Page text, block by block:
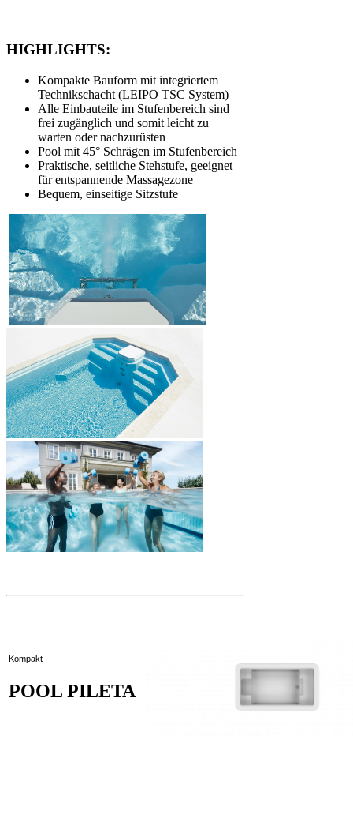
HIGHLIGHTS:
Kompakte Bauform mit integriertem
Technikschacht (LEIPO TSC System)
Alle Einbauteile im Stufenbereich sind
frei zugänglich und somit leicht zu
warten oder nachzurüsten
Pool mit 45° Schrägen im Stufenbereich
Praktische, seitliche Stehstufe, geeignet
für entspannende Massagezone
Bequem, einseitige Sitzstufe
Kompakt
POOL PILETA